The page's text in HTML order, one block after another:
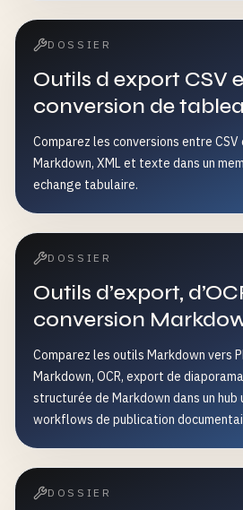
DOSSIER
Outils d export CSV
conversion de
Comparez les conversions entre CSV
Markdown, XML et texte dans un
echange tabulaire.
DOSSIER
Outils d’export,
conversion
Comparez les outils Markdown vers
Markdown, OCR, export de
structurée de Markdown dans un hub
workflows de publication
DOSSIER